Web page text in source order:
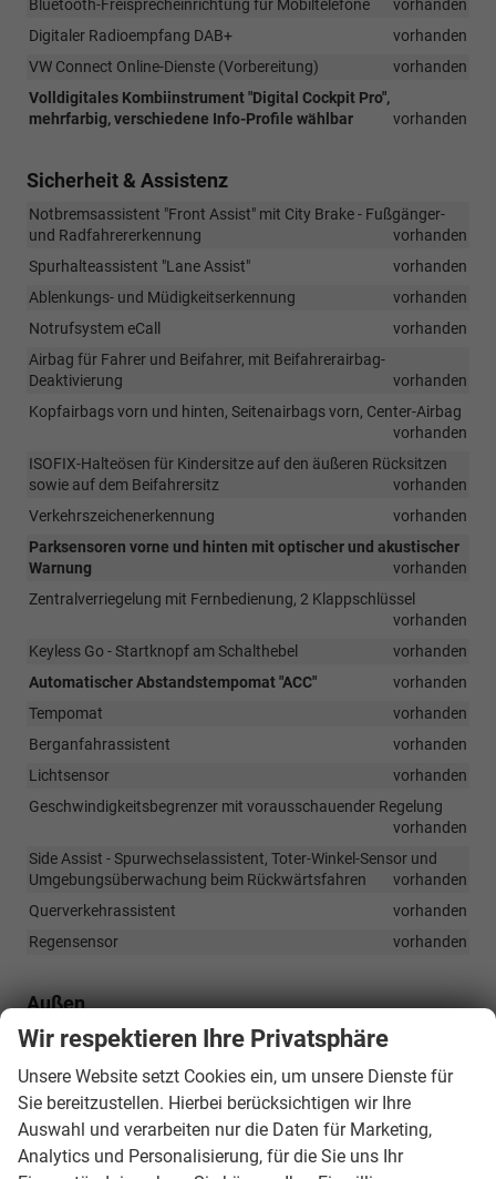
Bluetooth-Freisprecheinrichtung für Mobiltelefone
vorhanden
Digitaler Radioempfang DAB+
vorhanden
VW Connect Online-Dienste (Vorbereitung)
vorhanden
Volldigitales Kombiinstrument "Digital Cockpit Pro",
mehrfarbig, verschiedene Info-Profile wählbar
vorhanden
Sicherheit & Assistenz
Notbremsassistent "Front Assist" mit City Brake - Fußgänger-
und Radfahrererkennung
vorhanden
Spurhalteassistent "Lane Assist"
vorhanden
Ablenkungs- und Müdigkeitserkennung
vorhanden
Notrufsystem eCall
vorhanden
Airbag für Fahrer und Beifahrer, mit Beifahrerairbag-
Deaktivierung
vorhanden
Kopfairbags vorn und hinten, Seitenairbags vorn, Center-Airbag
vorhanden
ISOFIX-Halteösen für Kindersitze auf den äußeren Rücksitzen
sowie auf dem Beifahrersitz
vorhanden
Verkehrszeichenerkennung
vorhanden
Parksensoren vorne und hinten mit optischer und akustischer
Warnung
vorhanden
Zentralverriegelung mit Fernbedienung, 2 Klappschlüssel
vorhanden
Keyless Go - Startknopf am Schalthebel
vorhanden
Automatischer Abstandstempomat "ACC"
vorhanden
Tempomat
vorhanden
Berganfahrassistent
vorhanden
Lichtsensor
vorhanden
Geschwindigkeitsbegrenzer mit vorausschauender Regelung
vorhanden
Side Assist - Spurwechselassistent, Toter-Winkel-Sensor und
Umgebungsüberwachung beim Rückwärtsfahren
vorhanden
Querverkehrassistent
vorhanden
Regensensor
vorhanden
Außen
LED-Scheinwerfer
LED-Rückleuchten
vorhanden
Wärmeschutzverglasung
vorhanden
In den Außenspiegeln integrierte Seitenblinker
vorhanden
Außenspiegel elektrisch einstell-, anklapp-, beheizbar
Wir respektieren Ihre Privatsphäre
Unsere Website setzt Cookies ein, um unsere Dienste für
Sie bereitzustellen. Hierbei berücksichtigen wir Ihre
Auswahl und verarbeiten nur die Daten für Marketing,
Analytics und Personalisierung, für die Sie uns Ihr